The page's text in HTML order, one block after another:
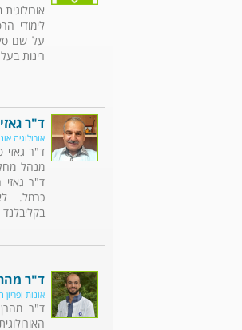
לימודי
על שם
רינות
ד"ר
אורולוגיה
ד"ר גאזי
מנהל
ד"ר גאזי
כרמל.
ד"ר
אונות ופריון
ד"ר